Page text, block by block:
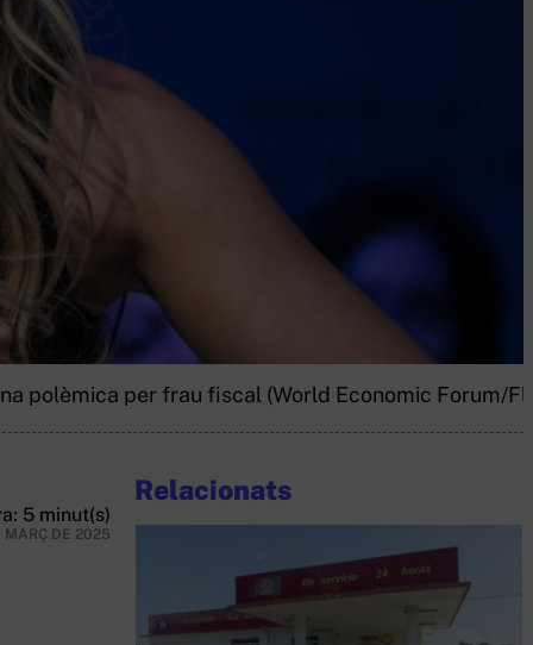
polèmica per frau fiscal (World Economic Forum/
5 minut(s)
MARÇ DE 2025
Relacionats